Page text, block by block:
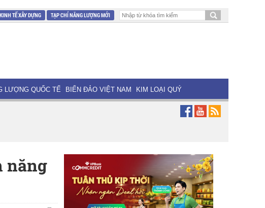
KINH TẾ XÂY DỰNG TẠP CHÍ NĂNG LƯỢNG MỚI
LƯỢNG QUỐC TẾ BIỂN ĐẢO VIỆT NAM KIM LOẠI QUÝ
năng